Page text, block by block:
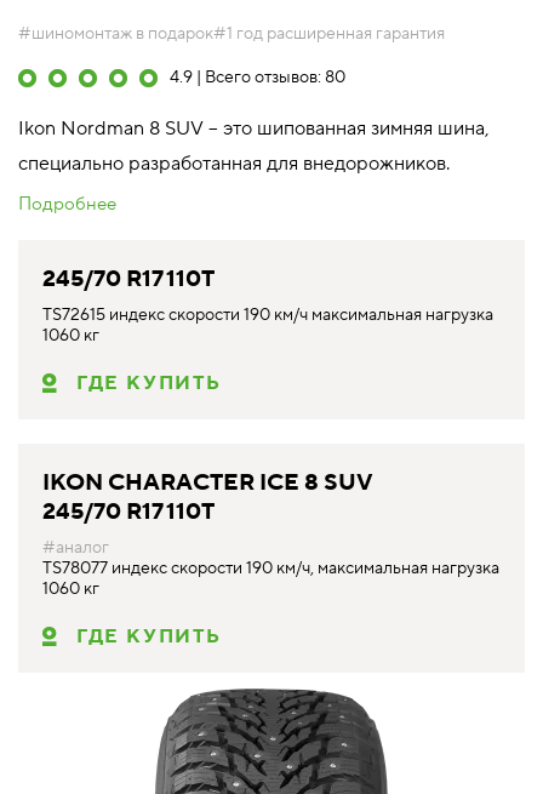
#шиномонтаж в подарок#1 год расширенная гарантия
4.9 | Всего отзывов: 80
Ikon Nordman 8 SUV – это шипованная зимняя шина,
специально разработанная для внедорожников.
Подробнее
245/70 R17 110T
TS72615 индекс скорости 190 км/ч максимальная нагрузка
1060 кг
ГДЕ КУПИТЬ
IKON CHARACTER ICE 8 SUV
245/70 R17 110T
#аналог
TS78077 индекс скорости 190 км/ч, максимальная нагрузка
1060 кг
ГДЕ КУПИТЬ